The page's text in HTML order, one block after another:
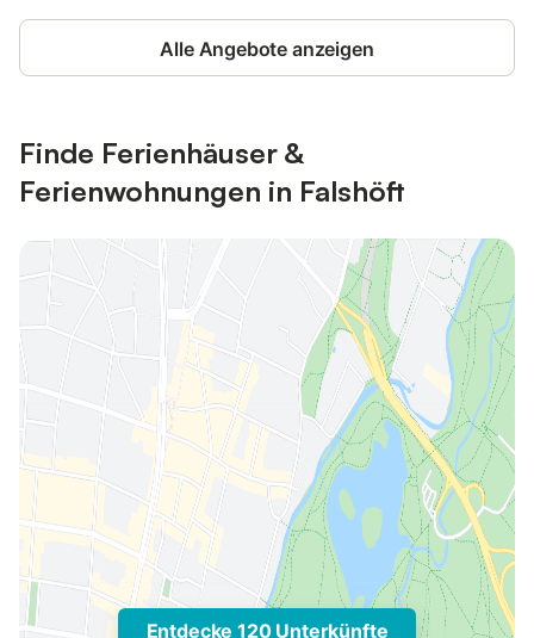
Alle Angebote anzeigen
Finde Ferienhäuser &
Ferienwohnungen in Falshöft
Entdecke 120 Unterkünfte